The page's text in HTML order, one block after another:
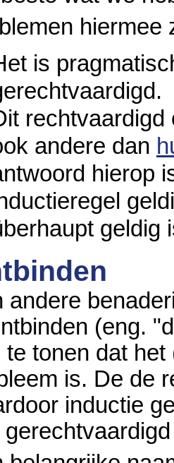
hiermee
is
rechtvaardigd
andere dan
hierop
geldig
andere
(eng.
te tonen dat het
is. De de
inductie